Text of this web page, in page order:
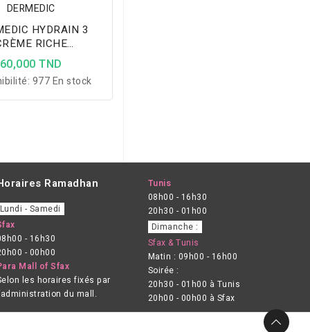
DERMEDIC
HYDRAIN 3
RICHE
PROFONDEUR
SPF15
60,000 TND
977 En stock
Ramadhan
Lundi - Samedi
- 16h30
- 00h00
Mall of Sfax
les horaires fixés par
du mall.
Tunis
08h00 - 16h30
20h30 - 01h00
Dimanche :
Sfax & Tunis
Matin : 09h00 - 16h00
Soirée :
20h30 - 01h00 à Tunis
20h00 - 00h00 à Sfax